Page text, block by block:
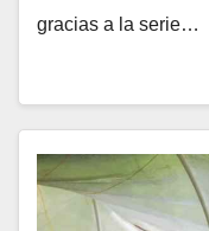
gracias a la serie…